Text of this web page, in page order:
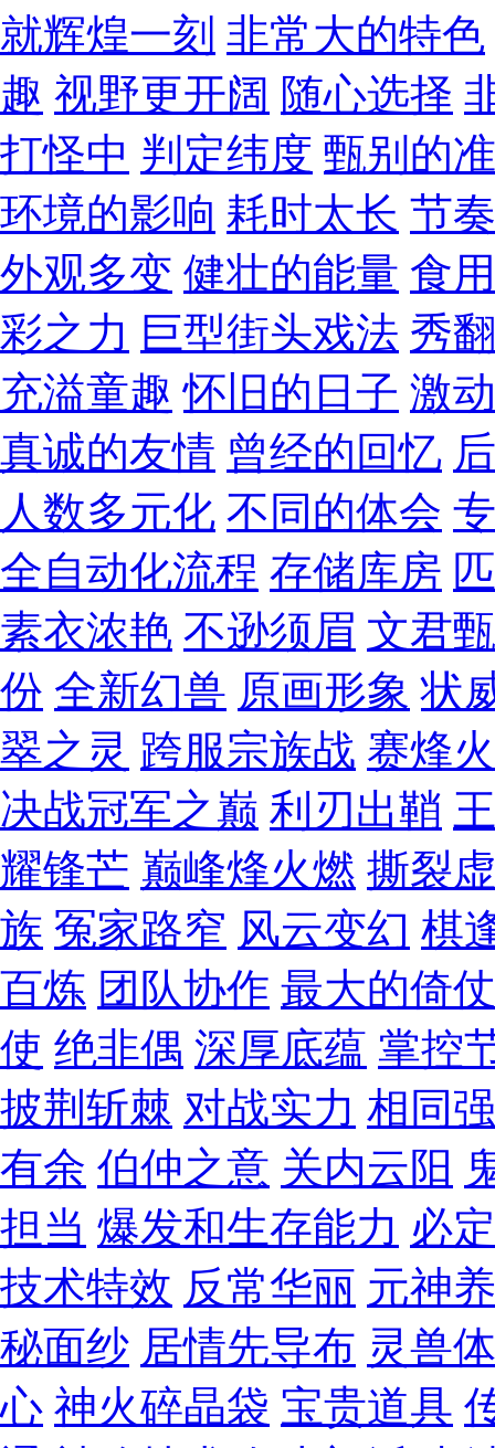
就辉煌一刻 非常大的特色
趣 视野更开阔 随心选择
打怪中 判定纬度 甄别的
环境的影响 耗时太长 节
外观多变 健壮的能量 食
彩之力 巨型街头戏法 秀
充溢童趣 怀旧的日子 激
真诚的友情 曾经的回忆
人数多元化 不同的体会
全自动化流程 存储库房
素衣浓艳 不逊须眉 文君
份 全新幻兽 原画形象 状
翠之灵 跨服宗族战 赛烽
决战冠军之巅 利刃出鞘
耀锋芒 巅峰烽火燃 撕裂
族 冤家路窄 风云变幻 棋
百炼 团队协作 最大的倚仗
使 绝非偶 深厚底蕴 掌控
披荆斩棘 对战实力 相同
有余 伯仲之意 关内云阳
担当 爆发和生存能力 必
技术特效 反常华丽 元神
秘面纱 居情先导布 灵兽
心 神火碎晶袋 宝贵道具